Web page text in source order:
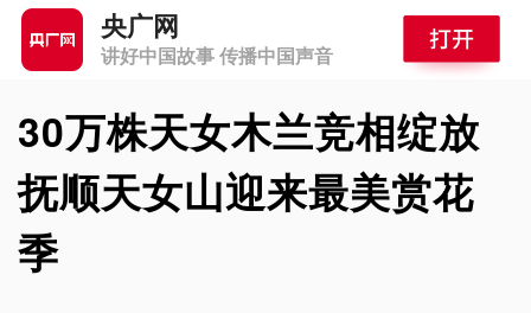
央广网
讲好中国故事 传播中国声音
30万株天女木兰竞相绽放
抚顺天女山迎来最美赏花
季